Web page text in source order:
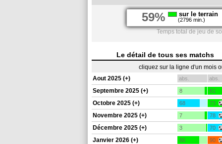
59% sur le terrain
(2796 min.)
Temps total de jeu de
Le détail de tous ses matchs
cliquez sur la ligne d'un mois
Aout 2025 (+)
abs. abs.
Septembre 2025 (+) 8 61
Octobre 2025 (+) 68 73
Novembre 2025 (+) 7 78
Décembre 2025 (+) 3 70
Janvier 2026 (+) 66 90